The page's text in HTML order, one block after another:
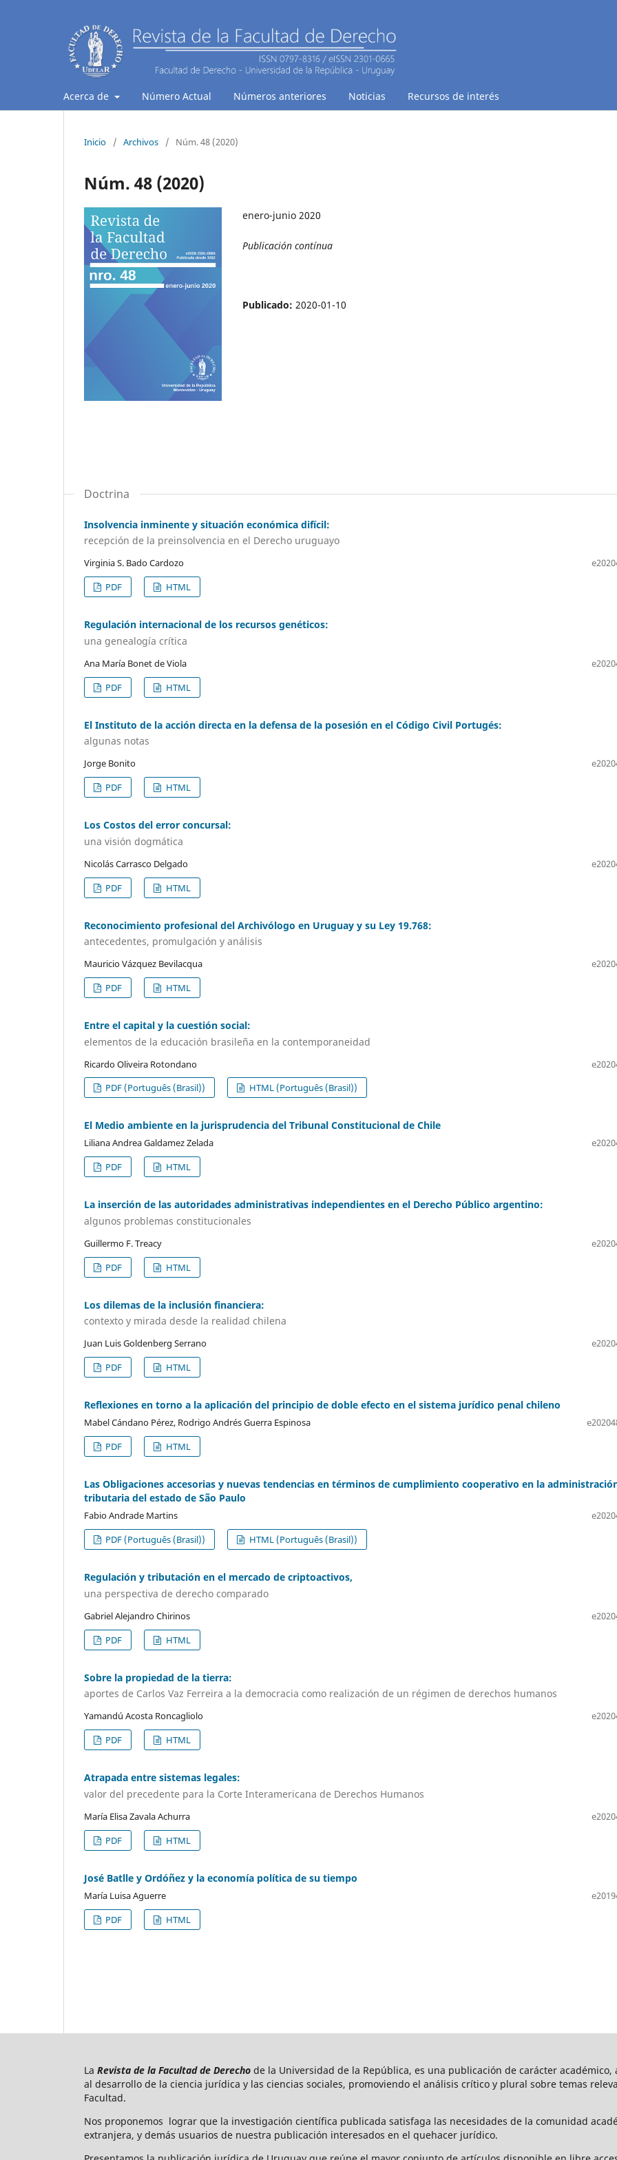
Acerca de Número Actual Números anteriores Noticias Recursos de interés
Inicio / Archivos / Núm. 48 (2020)
Núm. 48 (2020)
enero-junio 2020
Publicación contínua
Publicado: 2020-01-10
Doctrina
Insolvencia inminente y situación económica difícil:
recepción de la pre­insolvencia en el Derecho uruguayo
Virginia S. Bado Cardozo
PDF
HTML
Regulación internacional de los recursos genéticos:
una genealogía crítica
Ana María Bonet de Viola
PDF
HTML
El Instituto de la acción directa en la defensa de la posesión en el Código Civil Portugés:
algunas notas
Jorge Bonito
PDF
HTML
Los Costos del error concursal:
una visión dogmática
Nicolás Carrasco Delgado
PDF
HTML
Reconocimiento profesional del Archivólogo en Uruguay y su Ley 19.768:
antecedentes, promulgación y análisis
Mauricio Vázquez Bevilacqua
PDF
HTML
Entre el capital y la cuestión social:
elementos de la educación brasileña en la contemporaneidad
Ricardo Oliveira Rotondano
PDF (Português (Brasil))
HTML (Português (Brasil))
El Medio ambiente en la jurisprudencia del Tribunal Constitucional de Chile
Liliana Andrea Galdamez Zelada
PDF
HTML
La inserción de las autoridades administrativas independientes en el Derecho Público argentino:
algunos problemas constitucionales
Guillermo F. Treacy
PDF
HTML
Los dilemas de la inclusión financiera:
contexto y mirada desde la realidad chilena
Juan Luis Goldenberg Serrano
PDF
HTML
Reflexiones en torno a la aplicación del principio de doble efecto en el sistema jurídico penal chileno
Mabel Cándano Pérez, Rodrigo Andrés Guerra Espinosa
PDF
HTML
Las Obligaciones accesorias y nuevas tendencias en términos de cumplimiento cooperativo en la
tributaria del estado de São Paulo
Fabio Andrade Martins
PDF (Português (Brasil))
HTML (Português (Brasil))
Regulación y tributación en el mercado de criptoactivos,
una perspectiva de derecho comparado
Gabriel Alejandro Chirinos
PDF
HTML
Sobre la propiedad de la tierra:
aportes de Carlos Vaz Ferreira a la democracia como realización de un régimen de derechos humanos
Yamandú Acosta Roncagliolo
PDF
HTML
Atrapada entre sistemas legales:
valor del precedente para la Corte Interamericana de Derechos Humanos
María Elisa Zavala Achurra
PDF
HTML
José Batlle y Ordóñez y la economía política de su tiempo
María Luisa Aguerre
PDF
HTML
La Revista de la Facultad de Derecho de la Universidad de la República, es una publicación de carácter
al desarrollo de la ciencia jurídica y las ciencias sociales, promoviendo el análisis crítico y plural sobre temas
Facultad.
Nos proponemos lograr que la investigación científica publicada satisfaga las necesidades de la comunidad
extranjera, y demás usuarios de nuestra publicación interesados en el quehacer jurídico.